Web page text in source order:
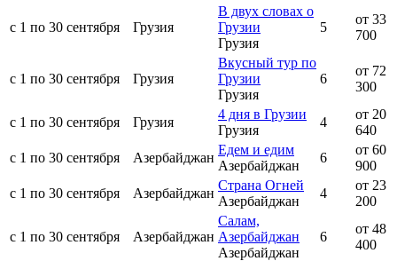
с 1 по 30 сентября Грузия
В двух словах о
Грузии
Грузия
5
от 33
700
с 1 по 30 сентября Грузия
Вкусный тур по
Грузии
Грузия
6
от 72
300
с 1 по 30 сентября Грузия
4 дня в Грузии
Грузия
4
от 20
640
с 1 по 30 сентября
Азербайджан
Едем и едим
Азербайджан
6
от 60
900
с 1 по 30 сентября
Азербайджан
Страна Огней
Азербайджан
4
от 23
200
с 1 по 30 сентября Азербайджан
Салам,
Азербайджан
Азербайджан
6
от 48
400